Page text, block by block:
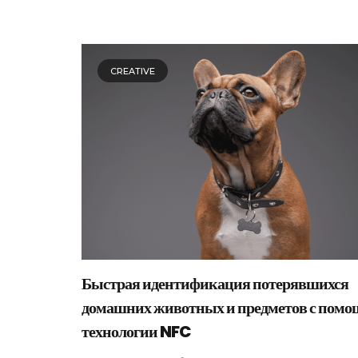
CREATIVE
Быстрая идентификация потерявшихся
домашних животных и предметов с
технологии NFC